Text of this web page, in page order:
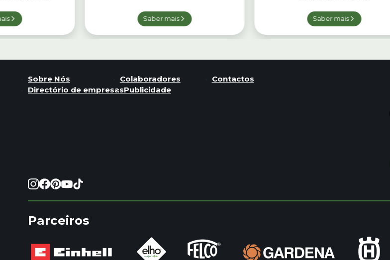
Saber mais Saber mais
Sobre Nós Colaboradores
Contactos
Directório de empresasPublicidade
Parceiros